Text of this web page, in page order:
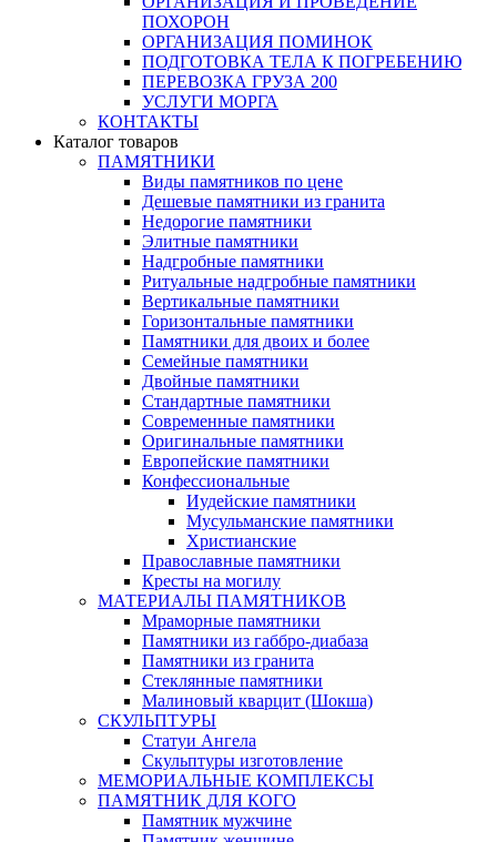
ПОХОРОН
ОРГАНИЗАЦИЯ ПОМИНОК
ПОДГОТОВКА ТЕЛА К ПОГРЕБЕНИЮ
ПЕРЕВОЗКА ГРУЗА 200
УСЛУГИ МОРГА
КОНТАКТЫ
Каталог товаров
ПАМЯТНИКИ
Виды памятников по цене
Дешевые памятники из гранита
Недорогие памятники
Элитные памятники
Надгробные памятники
Ритуальные надгробные памятники
Вертикальные памятники
Горизонтальные памятники
Памятники для двоих и более
Семейные памятники
Двойные памятники
Стандартные памятники
Современные памятники
Оригинальные памятники
Европейские памятники
Конфессиональные
Иудейские памятники
Мусульманские памятники
Христианские
Православные памятники
Кресты на могилу
МАТЕРИАЛЫ ПАМЯТНИКОВ
Мраморные памятники
Памятники из габбро-диабаза
Памятники из гранита
Стеклянные памятники
Малиновый кварцит (Шокша)
СКУЛЬПТУРЫ
Статуи Ангела
Скульптуры изготовление
МЕМОРИАЛЬНЫЕ КОМПЛЕКСЫ
ПАМЯТНИК ДЛЯ КОГО
Памятник мужчине